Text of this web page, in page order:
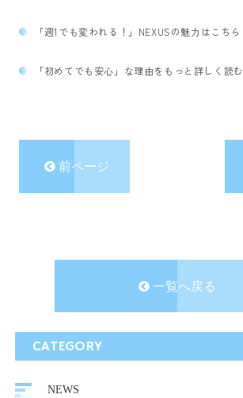
「週1でも変われる！」NEXUSの魅力はこちら
「初めてでも安心」な理由をもっと詳しく読む
前ページ
一覧へ戻る
CATEGORY
NEWS